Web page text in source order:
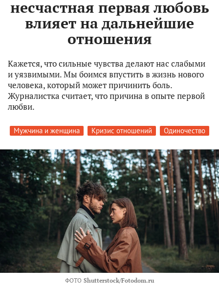
несчастная первая любовь
влияет на дальнейшие
отношения
Кажется, что сильные чувства делают нас слабыми
и уязвимыми. Мы боимся впустить в жизнь нового
человека, который может причинить боль.
Журналистка считает, что причина в опыте первой
любви.
Мужчина и женщина Кризис отношений Одиночество
ФОТО Shutterstock/Fotodom.ru